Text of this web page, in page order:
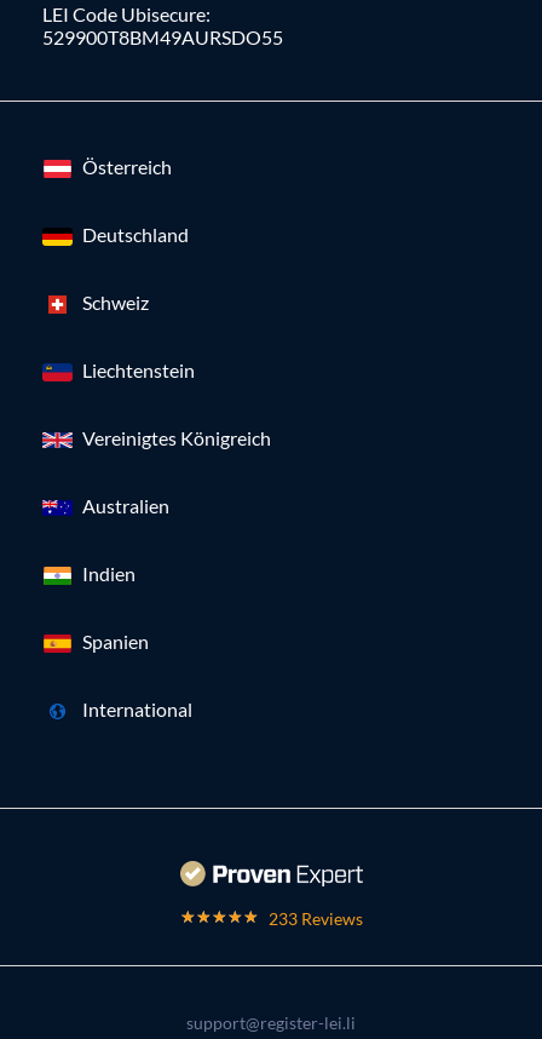
LEI Code Ubisecure:
529900T8BM49AURSDO55
Österreich
Deutschland
Schweiz
Liechtenstein
Vereinigtes Königreich
Australien
Indien
Spanien
International
233 Reviews
support@register-lei.li